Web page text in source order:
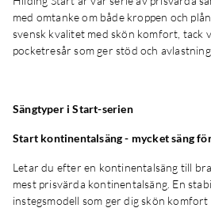
med omtanke om både kroppen och
svensk kvalitet med skön komfort, tack
pocketresår som ger stöd och
Sängtyper i Start-serien
Start kontinentalsäng - mycket säng
Letar du efter en kontinentalsäng till
mest prisvärda kontinentalsäng. En
instegsmodell som ger dig skön